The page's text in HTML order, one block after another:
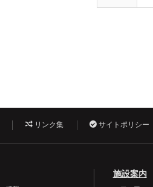
リンク集 サイトポリシー
施設案内